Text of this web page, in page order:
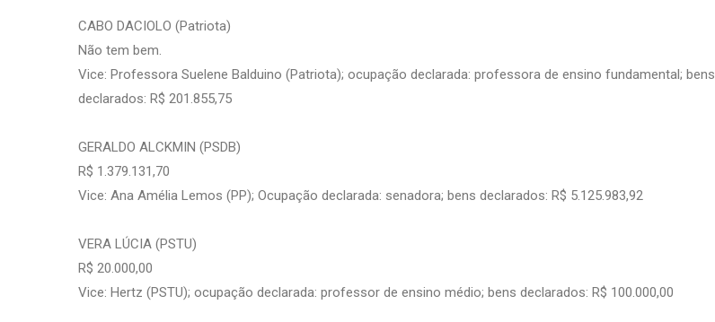
CABO DACIOLO (Patriota)
Não tem bem.
Vice: Professora Suelene Balduino (Patriota); ocupação declarada: professora de ensino fundamental; bens
declarados: R$ 201.855,75
GERALDO ALCKMIN (PSDB)
R$ 1.379.131,70
Vice: Ana Amélia Lemos (PP); Ocupação declarada: senadora; bens declarados: R$ 5.125.983,92
VERA LÚCIA (PSTU)
R$ 20.000,00
Vice: Hertz (PSTU); ocupação declarada: professor de ensino médio; bens declarados: R$ 100.000,00